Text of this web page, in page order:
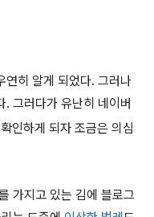
연히 알게 되었다. 그러나
. 그러다가 유난히 네이버
인하게 되자 조금은 의심
가지고 있는 김에 블로그